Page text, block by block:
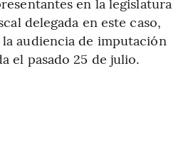
delegada en este caso,
audiencia de imputación
el pasado 25 de julio.